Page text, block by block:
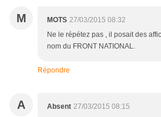
M MOTS 27/03/2015 08:32
Ne le répétez pas , il posait des
nom du FRONT NATIONAL.
Répondre
A Absent 27/03/2015 08:15